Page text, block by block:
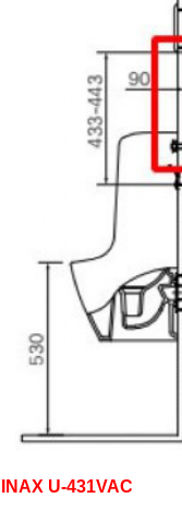
U-431VAC